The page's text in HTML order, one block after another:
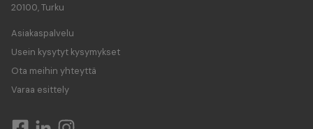
20100, Turku
Asiakaspalvelu
Usein kysytyt kysymykset
Ota meihin yhteyttä
Varaa esittely